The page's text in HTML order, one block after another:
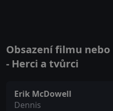
Obsazení filmu
- Herci a tvůrci
Erik McDowell
Dennis